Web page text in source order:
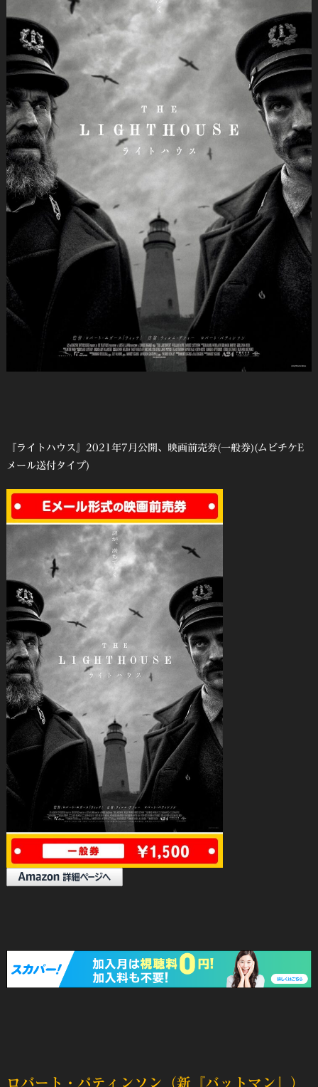
『ライトハウス』2021年7月公開、映画前売券(一般券)(ムビチケE
メール送付タイプ)
ロバート・パティンソン（新『バットマン』）